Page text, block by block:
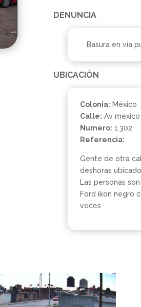
DENUNCIA
Basura en vía
UBICACIÓN
Colonia: México
Calle: Av
Numero: 1.302
Referencia:
Gente de otra
deshoras
Las personas
Ford ikon negro
veces